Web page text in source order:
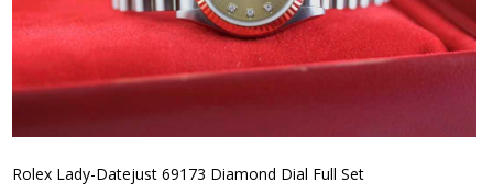
Rolex Lady-Datejust 69173 Diamond Dial Full Set